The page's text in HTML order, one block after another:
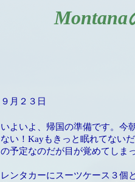
９月２３日
いよいよ、帰国の準備です。今
ない！Kayもきっと眠れてない
の予定なのだが目が覚めてしま
レンタカーにスーツケース３個